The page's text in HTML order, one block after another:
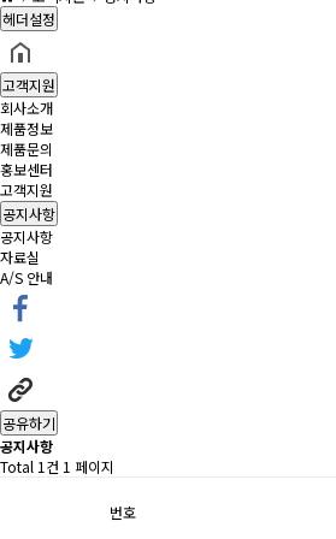
헤더설정
고객지원
회사소개
제품정보
제품문의
홍보센터
고객지원
공지사항
공지사항
자료실
A/S 안내
공유하기
공지사항
Total 1건 1 페이지
번호